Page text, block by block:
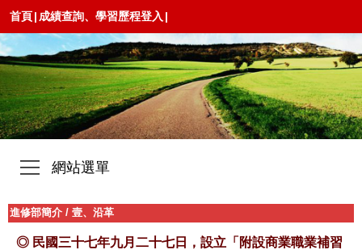
首頁| 成績查詢、學習歷程登入 |
網站選單
進修部簡介 / 壹、沿革
◎ 民國三十七年九月二十七日，設立「附設商業職業補習